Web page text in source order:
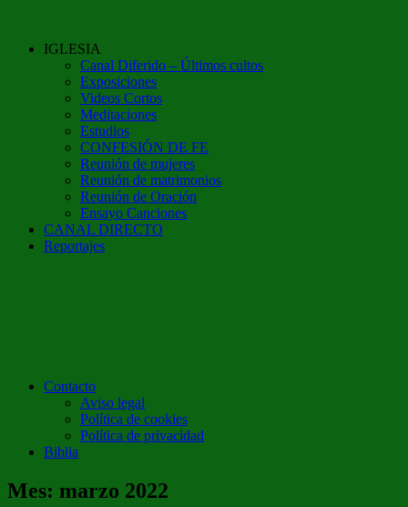
IGLESIA
Canal Diferido – Últimos cultos
Exposiciones
Videos Cortos
Meditaciones
Estudios
CONFESIÓN DE FE
Reunión de mujeres
Reunión de matrimonios
Reunión de Oración
Ensayo Canciones
CANAL DIRECTO
Reportajes
Contacto
Aviso legal
Política de cookies
Política de privacidad
Biblia
Mes: marzo 2022